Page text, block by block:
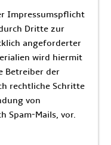
Impressumspflicht
Dritte zur
angeforderter
wird hiermit
Betreiber der
rechtliche Schritte
von
Spam-Mails, vor.